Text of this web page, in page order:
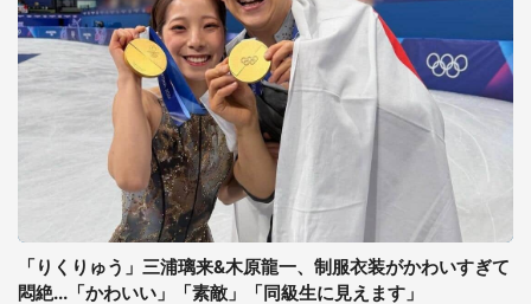
「りくりゅう」三浦璃来&木原龍一、制服衣装がかわいすぎて
悶絶...「かわいい」「素敵」「同級生に見えます」